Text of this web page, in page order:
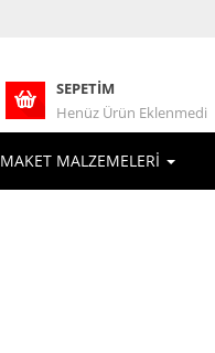
SEPETIM
Henüz Ürün Eklenmedi
MAKET MALZEMELERİ